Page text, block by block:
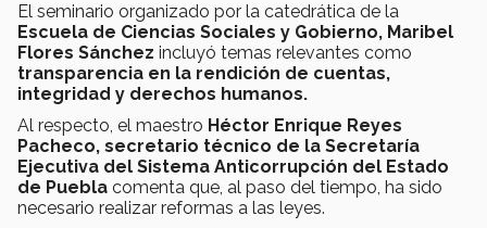
El seminario organizado por la catedrática de la
Escuela de Ciencias Sociales y Gobierno, Maribel
Flores Sánchez incluyó temas relevantes como
transparencia en la rendición de cuentas,
integridad y derechos humanos.
Al respecto, el maestro Héctor Enrique Reyes
Pacheco, secretario técnico de la Secretaría
Ejecutiva del Sistema Anticorrupción del Estado
de Puebla comenta que, al paso del tiempo, ha sido
necesario realizar reformas a las leyes.